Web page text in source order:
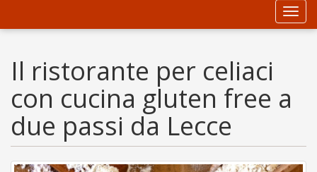
Il ristorante per celiaci
con cucina gluten free a
due passi da Lecce